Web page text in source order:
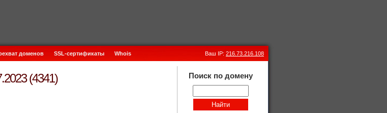
доменов SSL-сертификаты Whois Ваш IP: 216.73.216.108
(4341) Поиск по домену